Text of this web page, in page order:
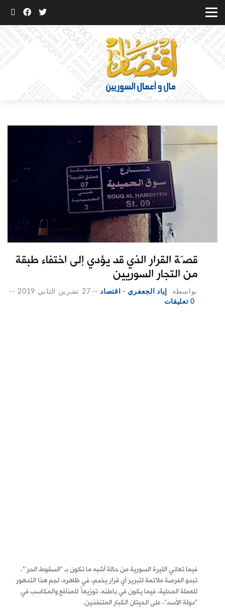
قصّة القرار الذي قد يؤدي إلى اختفاء طبقة
من التجار السوريين
بواسطة إياد الجعفري - اقتصاد-- 27 تشرين الثاني 2019
--
0 تعليقات
فيما تعاني الليرة السورية من حالة أشبه ما تكون بـ "السقوط الحرّ"،
تبدو الفرصة ملائمة لتبرير أي قرار يخدم، في ظاهره، لجم هذا التدهور
للعملة المحلية، فيما يكون في باطنه، توزيعاً للمنافع والمكاسب في
"دولة الأسد"، على الحيتان الكبار المتنفذين.